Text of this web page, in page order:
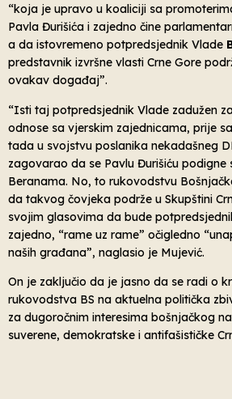
“koja je upravo u koaliciji sa
Pavla Đurišića i zajedno čine
a da istovremeno potpredsjednik Vlade
predstavnik izvršne vlasti Crne Gore
ovakav događaj”.
“Isti taj potpredsjednik Vlade zadužen
odnose sa vjerskim zajednicama, prije
tada u svojstvu poslanika nekadašneg
zagovarao da se Pavlu Đurišiću podigne
Beranama. No, to rukovodstvu
da takvog čovjeka podrže u Skupštini
svojim glasovima da bude
zajedno, “rame uz rame” očigledno
naših građana”, naglasio je Mujević.
On je zaključio da je jasno da se radi o
rukovodstva BS na aktuelna politička
za dugoročnim interesima bošnjačkog
suverene, demokratske i antifašističke